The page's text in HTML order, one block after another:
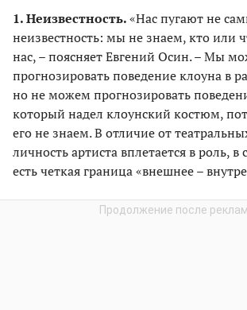
1. Неизвестность.«Нас пугают не
неизвестность: мы не знаем, кто или
нас, – поясняет Евгений Осин. – Мы
прогнозировать поведение клоуна в
но не можем прогнозировать
который надел клоунский костюм,
его не знаем. В отличие от
личность артиста вплетается в роль, в
есть четкая граница «внешнее –